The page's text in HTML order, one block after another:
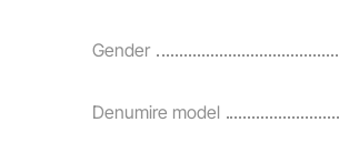
Gender
Denumire model